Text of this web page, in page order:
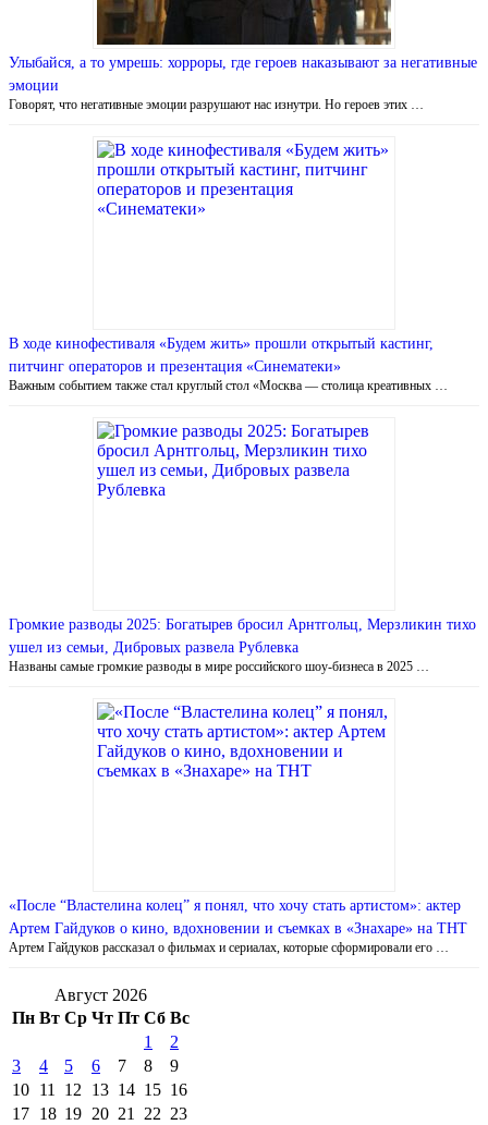
Улыбайся, а то умрешь: хорроры, где героев наказывают за негативные
эмоции
Говорят, что негативные эмоции разрушают нас изнутри. Но героев этих …
В ходе кинофестиваля «Будем жить» прошли открытый кастинг,
питчинг операторов и презентация «Синематеки»
Важным событием также стал круглый стол «Москва — столица креативных …
Громкие разводы 2025: Богатырев бросил Арнтгольц, Мерзликин тихо
ушел из семьи, Дибровых развела Рублевка
Названы самые громкие разводы в мире российского шоу-бизнеса в 2025 …
«После “Властелина колец” я понял, что хочу стать артистом»: актер
Артем Гайдуков о кино, вдохновении и съемках в «Знахаре» на ТНТ
Артем Гайдуков рассказал о фильмах и сериалах, которые сформировали его …
Август 2026
Пн Вт Ср Чт Пт Сб Вс
1
2
3
4 5 6 7 8
9
10 11 12 13 14 15 16
17 18 19 20 21 22 23